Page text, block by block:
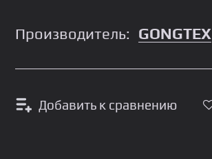
Добавить к сравнению
Производитель: GONGTEX